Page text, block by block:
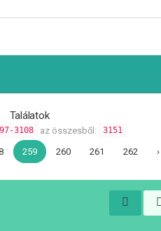
Találatok
3108 az összesből: 3151
259 260 261 262 ›